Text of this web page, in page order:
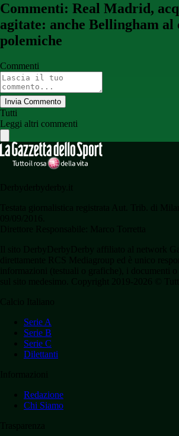
Commenti: Real Madrid,
agitate: anche Bellingham al
polemiche
Commenti
Invia Commento
Tutti
Leggi altri commenti
Serie A
Serie B
Serie C
Dilettanti
Redazione
Chi Siamo